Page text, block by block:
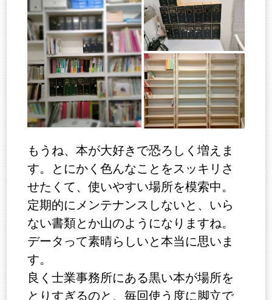
もうね、本が大好きで恐ろしく増えま
す。とにかく色んなことをスッキリさ
せたくて、使いやすい場所を模索中。
定期的にメンテナンスしないと、いら
ない書類とか山のようになりますね。
データって素晴らしいと本当に思いま
す。
良く士業事務所にある黒い本が場所を
とりすぎるのと、毎回使う度に脚立で